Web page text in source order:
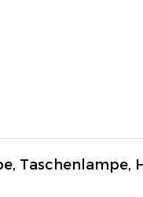
Taschenlampe,